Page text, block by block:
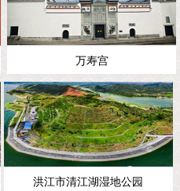
万寿宫
洪江市清江湖湿地公园